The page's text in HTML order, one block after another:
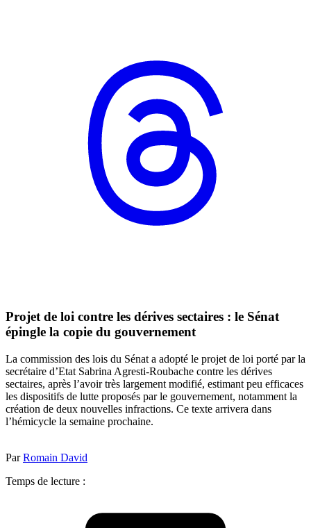
Projet de loi contre les dérives sectaires : le Sénat
épingle la copie du gouvernement
La commission des lois du Sénat a adopté le projet de loi porté par la
secrétaire d’Etat Sabrina Agresti-Roubache contre les dérives
sectaires, après l’avoir très largement modifié, estimant peu efficaces
les dispositifs de lutte proposés par le gouvernement, notamment la
création de deux nouvelles infractions. Ce texte arrivera dans
l’hémicycle la semaine prochaine.
ParRomain David
Temps de lecture :